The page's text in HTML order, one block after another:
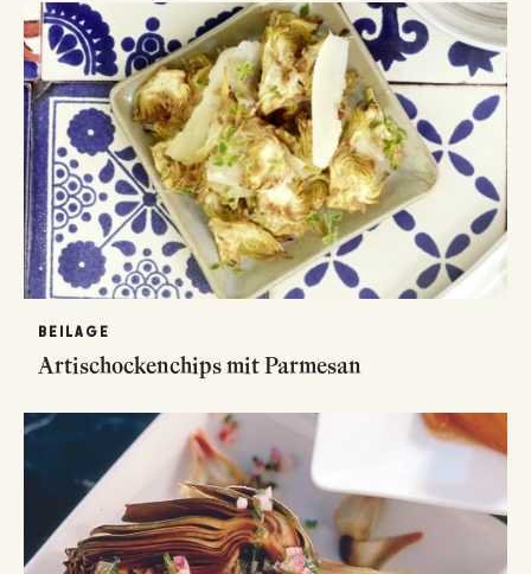
BEILAGE
Artischockenchips mit Parmesan